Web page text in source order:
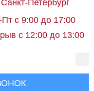
Санкт-Петербург
с 9:00 до 17:00
с 12:00 до 13:00